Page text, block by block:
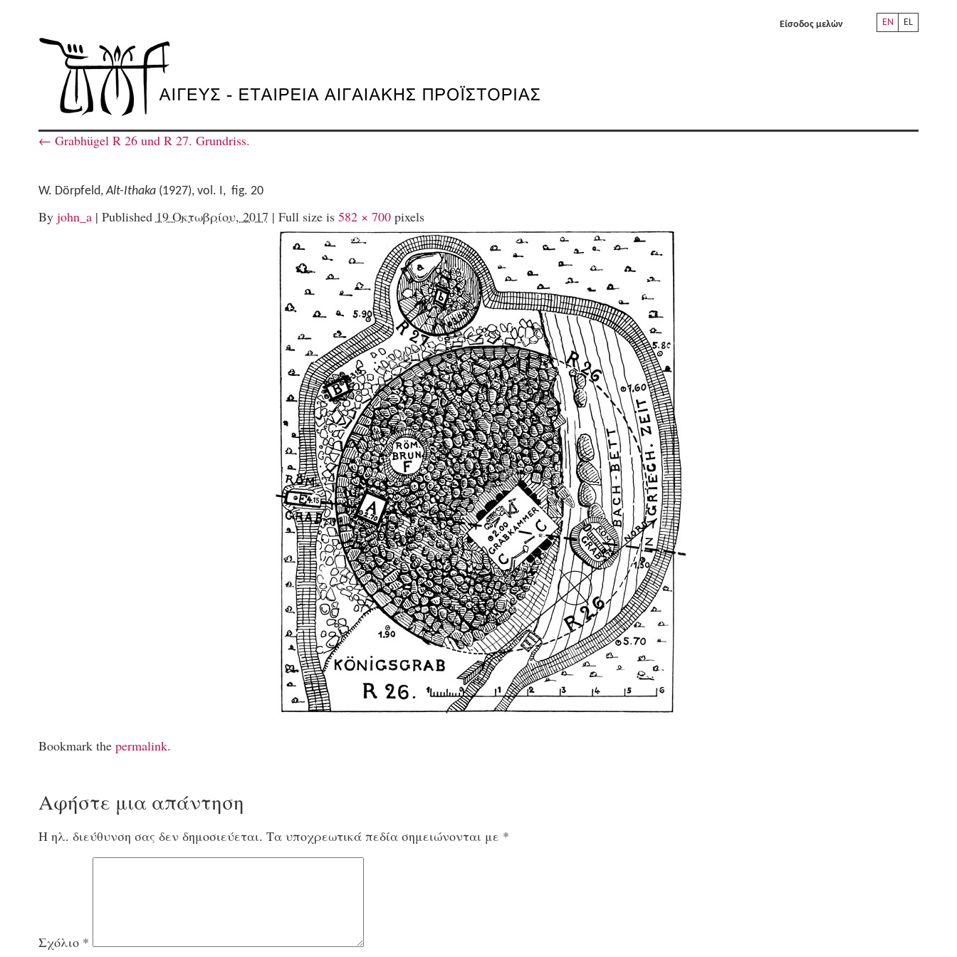
EN EL
Είσοδος μελών
← Grabhügel R 26 und R 27. Grundriss.
W. Dörpfeld,Alt-Ithaka(1927), vol. I, fig. 20
By john_a | Published 19 Οκτωβρίου, 2017 | Full size is 582 × 700pixels
Bookmark the permalink.
Αφήστε μια απάντηση
Η ηλ. διεύθυνση σας δεν δημοσιεύεται. Τα υποχρεωτικά πεδία σημειώνονται με *
Σχόλιο *